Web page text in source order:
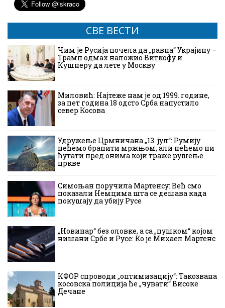
СВЕ ВЕСТИ
Чим је Русија почела да „равна“ Украјину –
Трамп одмах наложио Виткофу и
Кушнеру да лете у Москву
Миловић: Најтеже нам је од 1999. године,
за пет година 18 одсто Срба напустило
север Косова
Удружење Црмничана „13. јул“: Румију
нећемо бранити мржњом, али нећемо ни
ћутати пред онима који траже рушење
цркве
Симоњан поручила Мартенсу: Већ смо
показали Немцима шта се дешава када
покушају да убију Русе
„Новинар“ без оловке, а са „пушком“ којом
нишани Србе и Русе: Ко је Михаел Мартенс
КФОР спроводи „оптимизацију“: Такозвана
косовска полиција ће „чувати“ Високе
Дечане